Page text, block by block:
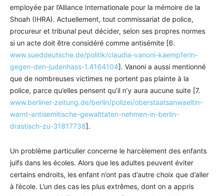
employée par l’Alliance Internationale pour la mémoire de la
Shoah (IHRA). Actuellement, tout commissariat de police,
procureur et tribunal peut décider, selon ses propres normes
si un acte doit être considéré comme antisémite [6.
www.sueddeutsche.de/politik/claudia-vanoni-kaempferin-
gegen-den-judenhass-1.4164104]. Vanoni a aussi mentionné
que de nombreuses victimes ne portent pas plainte à la
police, parce qu’elles pensent qu’il n’y aura aucune suite [7.
www.berliner-zeitung.de/berlin/polizei/oberstaatsanwaeltin-
warnt-antisemitische-gewalttaten-nehmen-in-berlin-
drastisch-zu-31817738].
Un problème particulier concerne le harcèlement des enfants
juifs dans les écoles. Alors que les adultes peuvent éviter
certains endroits, les enfant n’ont pas d’autre choix que d’aller
à l’école. L’un des cas les plus extrêmes, dont on a appris